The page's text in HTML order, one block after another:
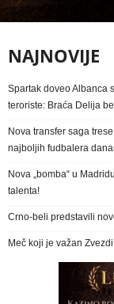
NAJNOVIJE
Spartak doveo Albanca
teroriste: Braća Delija
Nova transfer saga
najboljih fudbalera
Nova „bomba“ u
talenta!
Crno-beli predstavili
Meč koji je važan